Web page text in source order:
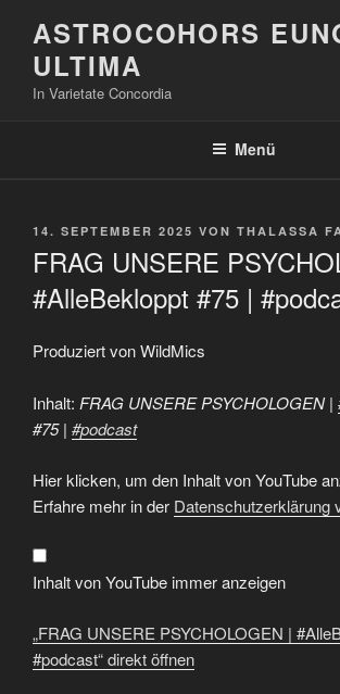
Inhalt
springen
ASTROCOHORS
ULTIMA
In Varietate Concordia
Menü
VERÖFFENTLICHT
14. SEPTEMBER 2025 VON THALASSA
FRAG UNSERE
#AlleBekloppt #75 |
Produziert von WildMics
Inhalt: FRAG UNSERE PSYCHOLOGEN |
#75 | #podcast
„FRAG
UNSERE
PSYCHOLOGEN
|
#75
|
#podcast“
von
anzeigen
Hier klicken, um den Inhalt von YouTube
Erfahre mehr in der Datenschutzerklärung
Inhalt von YouTube immer anzeigen
„FRAG UNSERE PSYCHOLOGEN |
#podcast“ direkt öffnen